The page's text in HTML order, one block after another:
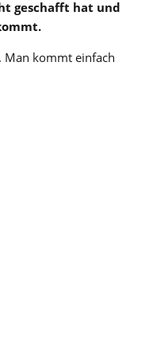
geschafft hat und
Man kommt einfach